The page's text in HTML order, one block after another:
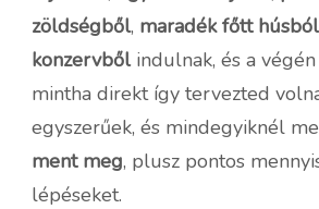
zöldségből, maradék főtt húsból
konzervbőlindulnak, és a
mintha direkt így tervezted
egyszerűek, és mindegyiknél
ment meg, plusz pontos
lépéseket.